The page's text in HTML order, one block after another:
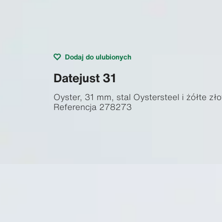
Dodaj do ulubionych
Datejust 31
Oyster, 31 mm, stal Oystersteel i żółte
Referencja 278273